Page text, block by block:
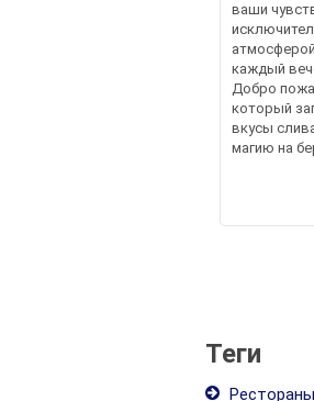
ваши
каждый
Добро
который
вкусы
магию на
Теги